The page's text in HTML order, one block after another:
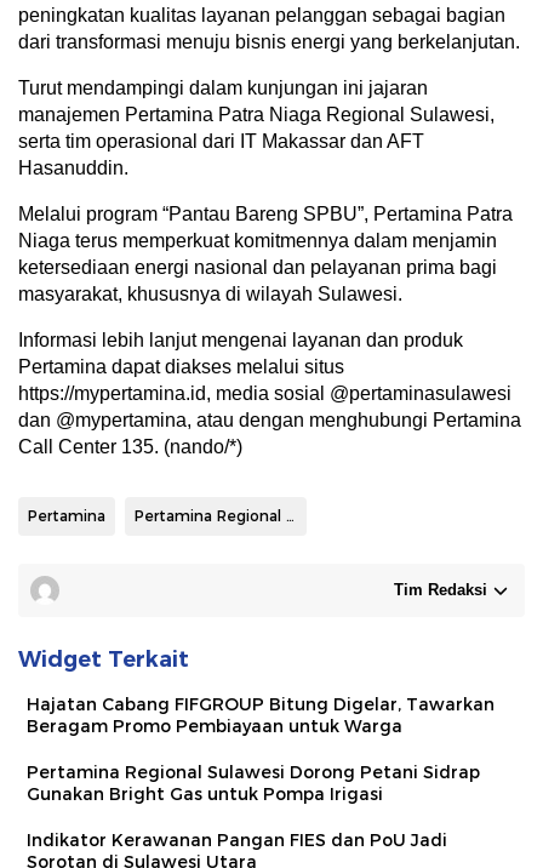
peningkatan kualitas layanan pelanggan sebagai bagian
dari transformasi menuju bisnis energi yang berkelanjutan.
Turut mendampingi dalam kunjungan ini jajaran
manajemen Pertamina Patra Niaga Regional Sulawesi,
serta tim operasional dari IT Makassar dan AFT
Hasanuddin.
Melalui program “Pantau Bareng SPBU”, Pertamina Patra
Niaga terus memperkuat komitmennya dalam menjamin
ketersediaan energi nasional dan pelayanan prima bagi
masyarakat, khususnya di wilayah Sulawesi.
Informasi lebih lanjut mengenai layanan dan produk
Pertamina dapat diakses melalui situs
https://mypertamina.id, media sosial @pertaminasulawesi
dan @mypertamina, atau dengan menghubungi Pertamina
Call Center 135. (nando/*)
Pertamina Pertamina Regional Sulawesi
Tim Redaksi
Widget Terkait
Hajatan Cabang FIFGROUP Bitung Digelar, Tawarkan
Beragam Promo Pembiayaan untuk Warga
Pertamina Regional Sulawesi Dorong Petani Sidrap
Gunakan Bright Gas untuk Pompa Irigasi
Indikator Kerawanan Pangan FIES dan PoU Jadi
Sorotan di Sulawesi Utara